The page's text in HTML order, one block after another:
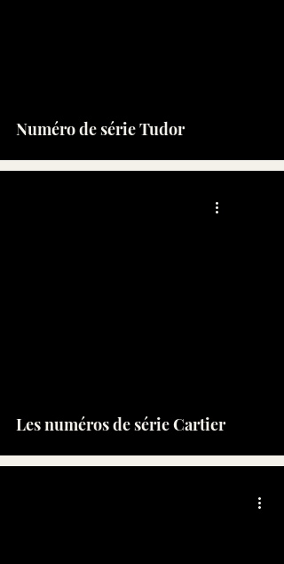
Numéro de série Tudor
Les numéros de série Cartier